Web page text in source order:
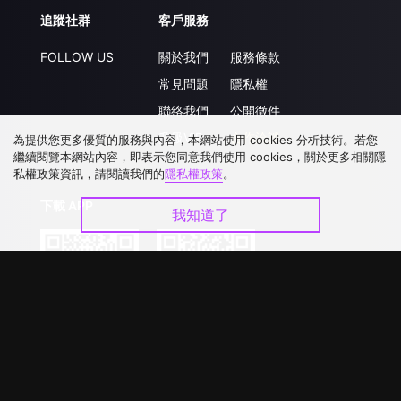
追蹤社群
FOLLOW US
客戶服務
關於我們
常見問題
聯絡我們
升級VIP
服務條款
隱私權
公開徵件
合作洽談
為提供您更多優質的服務與內容，本網站使用 cookies 分析技術。若您
繼續閱覽本網站內容，即表示您同意我們使用 cookies，關於更多相關隱
私權政策資訊，請閱讀我們的隱私權政策。
我知道了